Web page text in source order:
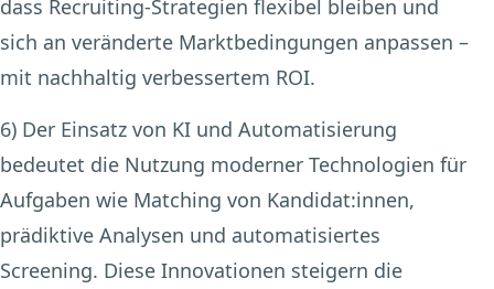
dass Recruiting-Strategien flexibel bleiben und
sich an veränderte Marktbedingungen anpassen –
mit nachhaltig verbessertem ROI.
6) Der Einsatz von KI und Automatisierung
bedeutet die Nutzung moderner Technologien für
Aufgaben wie Matching von Kandidat:innen,
prädiktive Analysen und automatisiertes
Screening. Diese Innovationen steigern die